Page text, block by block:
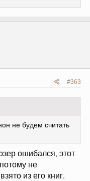
#363
не будем считать
ошибался, этот
не
из его книг.